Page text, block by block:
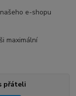
e-shopu
maximální
přáteli